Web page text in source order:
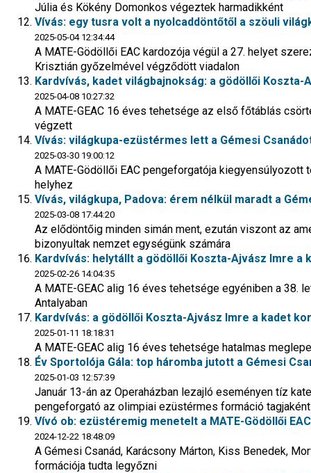
Júlia és Kökény Domonkos végeztek harmadikként
Vívás: egy tusra volt a nyolcaddöntőtől a szöuli
2025-05-04 12:34:44
A MATE-Gödöllői EAC kardozója végül a 27. helyet
Krisztián győzelmével végződött viadalon
Kardvívás, kadet világbajnokság: a gödöllői
2025-04-08 10:27:32
A MATE-GEAC 16 éves tehetsége az első főtáblás
végzett
Vívás: világkupa-ezüstérmes lett a Gémesi
2025-03-30 19:00:12
A MATE-Gödöllői EAC pengeforgatója
helyhez
Vívás, világkupa, Padova: érem nélkül maradt a
2025-03-08 17:44:20
Az elődöntőig minden simán ment, ezután viszont az
bizonyultak nemzet egységünk számára
Kardvívás: helytállt a gödöllői Koszta-Ajvász Imre a
2025-02-26 14:04:35
A MATE-GEAC alig 16 éves tehetsége egyéniben a 38.
Antalyaban
Kardvívás: a gödöllői Koszta-Ajvász Imre a kadet
2025-01-11 18:18:31
A MATE-GEAC alig 16 éves tehetsége hatalmas
Év Sportolója Gála: top háromba jutott a Gémesi
2025-01-03 12:57:39
Január 13-án az Operaházban lezajló eseményen tíz
pengeforgató az olimpiai ezüstérmes formáció
Vívó ob: ezüstéremig menetelt a MATE-Gödöllői
2024-12-22 18:48:09
A Gémesi Csanád, Karácsony Márton, Kiss Benedek,
formációja tudta legyőzni